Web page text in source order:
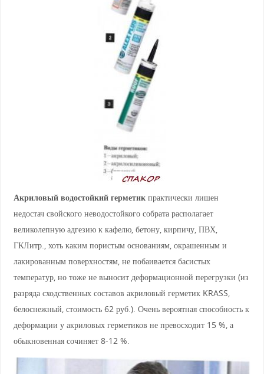
Акриловый водостойкий герметикпрактически лишен
недостач свойского неводостойкого собрата располагает
великолепную адгезию к кафелю, бетону, кирпичу, ПВХ,
ГКЛитр., хоть каким пористым основаниям, окрашенным и
лакированным поверхностям, не побаивается басистых
температур, но тоже не выносит деформационной перегрузки (из
разряда сходственных составов акриловый герметик KRASS,
белоснежный, стоимость 62 руб.). Очень вероятная способность к
деформации у акриловых герметиков не превосходит 15 %, а
обыкновенная сочиняет 8-12 %.